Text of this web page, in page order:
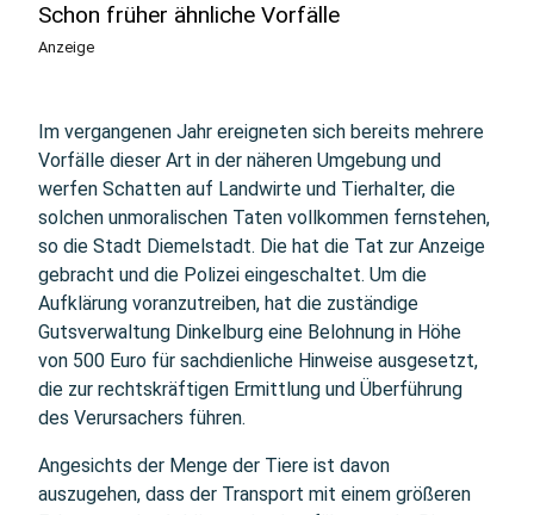
Schon früher ähnliche Vorfälle
Anzeige
Im vergangenen Jahr ereigneten sich bereits mehrere
Vorfälle dieser Art in der näheren Umgebung und
werfen Schatten auf Landwirte und Tierhalter, die
solchen unmoralischen Taten vollkommen fernstehen,
so die Stadt Diemelstadt. Die hat die Tat zur Anzeige
gebracht und die Polizei eingeschaltet. Um die
Aufklärung voranzutreiben, hat die zuständige
Gutsverwaltung Dinkelburg eine Belohnung in Höhe
von 500 Euro für sachdienliche Hinweise ausgesetzt,
die zur rechtskräftigen Ermittlung und Überführung
des Verursachers führen.
Angesichts der Menge der Tiere ist davon
auszugehen, dass der Transport mit einem größeren